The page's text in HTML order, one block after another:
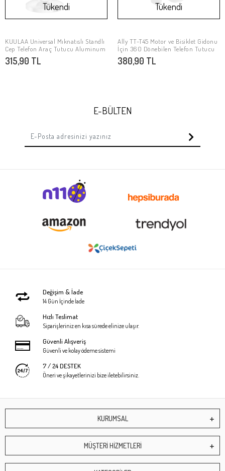
Stokta Yok
Tükendi
KUULAA Universal Mıknatıslı Standlı
Cep Telefon Araç Tutucu Aluminum
315,90 TL
Stokta Yok
Tükendi
Ally TT-T45 Motor ve Bisiklet Gidonu
İçin 360 Dönebilen Telefon Tutucu
380,90 TL
E-BÜLTEN
Değişim & İade
14 Gün İçinde İade
Hızlı Teslimat
Siparişleriniz en kısa sürede elinize ulaşır.
Güvenli Alışveriş
Güvenli ve kolay ödeme sistemi
7 / 24 DESTEK
Öneri ve şikayetlerinizi bize iletebilirsiniz.
KURUMSAL
MÜŞTERİ HİZMETLERİ